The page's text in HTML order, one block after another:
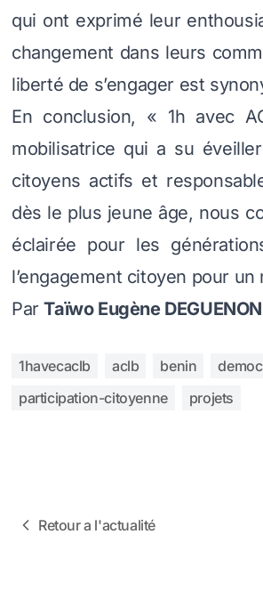
qui ont exprimé leur
changement dans leurs
liberté de s’engager est
En conclusion, « 1h avec
mobilisatrice qui a su
citoyens actifs et
dès le plus jeune âge, nous
éclairée pour les
l’engagement citoyen pour
ParTaïwo Eugène
1havecaclb aclb benin
participation-citoyenne
projets
Retour a l'actualité